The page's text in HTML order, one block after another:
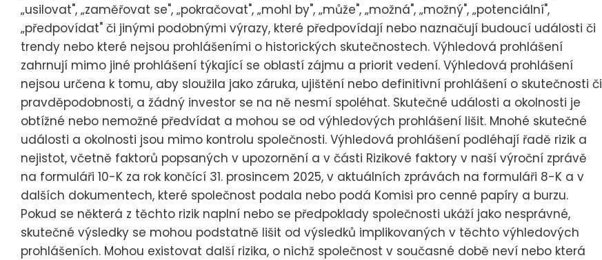
„usilovat", „zaměřovat se", „pokračovat", „mohl by", „může", „možná", „možný", „potenciální",
„předpovídat" či jinými podobnými výrazy, které předpovídají nebo naznačují budoucí události či
trendy nebo které nejsou prohlášeními o historických skutečnostech. Výhledová prohlášení
zahrnují mimo jiné prohlášení týkající se oblastí zájmu a priorit vedení. Výhledová prohlášení
nejsou určena k tomu, aby sloužila jako záruka, ujištění nebo definitivní prohlášení o skutečnosti či
pravděpodobnosti, a žádný investor se na ně nesmí spoléhat. Skutečné události a okolnosti je
obtížné nebo nemožné předvídat a mohou se od výhledových prohlášení lišit. Mnohé skutečné
události a okolnosti jsou mimo kontrolu společnosti. Výhledová prohlášení podléhají řadě rizik a
nejistot, včetně faktorů popsaných v upozornění a v části Rizikové faktory v naší výroční zprávě
na formuláři 10-K za rok končící 31. prosincem 2025, v aktuálních zprávách na formuláři 8-K a v
dalších dokumentech, které společnost podala nebo podá Komisi pro cenné papíry a burzu.
Pokud se některá z těchto rizik naplní nebo se předpoklady společnosti ukáží jako nesprávné,
skutečné výsledky se mohou podstatně lišit od výsledků implikovaných v těchto výhledových
prohlášeních. Mohou existovat další rizika, o nichž společnost v současné době neví nebo která